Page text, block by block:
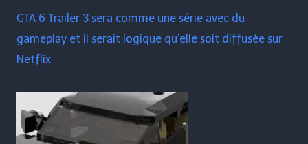
GTA 6 Trailer 3 sera comme une série avec du
gameplay et il serait logique qu'elle soit diffusée sur
Netflix